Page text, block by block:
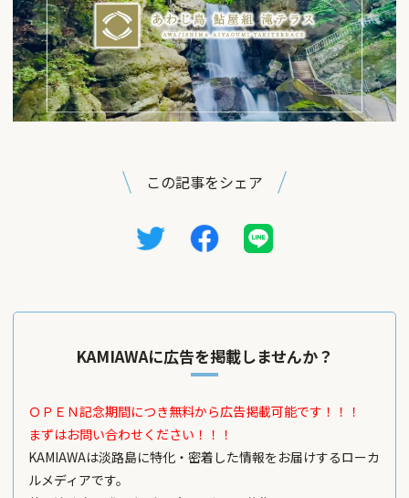
この記事をシェア
KAMIAWAに広告を掲載しませんか？
ＯＰＥＮ記念期間につき無料から広告掲載可能です！！！
まずはお問い合わせください！！！
KAMIAWAは淡路島に特化・密着した情報をお届けするローカ
ルメディアです。